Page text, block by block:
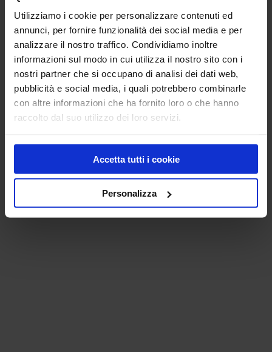
Utilizziamo i cookie per personalizzare contenuti ed
annunci, per fornire funzionalità dei social media e per
analizzare il nostro traffico. Condividiamo inoltre
informazioni sul modo in cui utilizza il nostro sito con i
nostri partner che si occupano di analisi dei dati web,
pubblicità e social media, i quali potrebbero combinarle
con altre informazioni che ha fornito loro o che hanno
raccolto dal suo utilizzo dei loro servizi.
Accetta tutti i cookie
Personalizza
STABILIMENTO PRODUTTIVO E
LABORATORI R&D
Via Enrico Mattei 4, 31010 Maser (TV)
SCUOLA DI FORMAZIONE
Via Enrico Mattei 7, 31010 Maser (TV)